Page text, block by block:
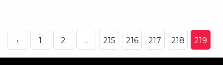
‹ 1 2 ... 215 216 217 218 219